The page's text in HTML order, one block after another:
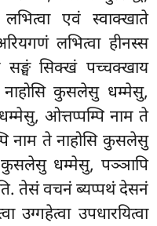
एवं स्वाक्खाते
लभित्वा हीनस्स
सङ्घं सिक्खं पच्चक्खाय
नाहोसि कुसलेसु धम्मेसु,
ओत्तप्पम्पि नाम ते
नाम ते नाहोसि कुसलेसु
कुसलेसु धम्मेसु, पञ्ञापि
तेसं वचनं ब्यप्पथं देसनं
उग्गहेत्वा उपधारयित्वा